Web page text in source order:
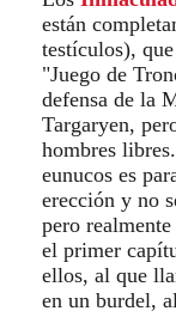
están
testículos),
"Juego de
defensa de la
Targaryen,
hombres
eunucos es
erección y no
pero
el primer
ellos, al que
en un burdel,